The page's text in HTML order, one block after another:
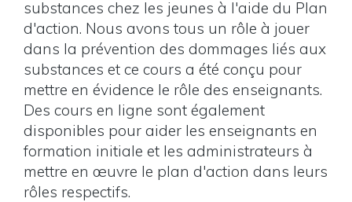
substances chez les jeunes à l'aide du Plan
d'action. Nous avons tous un rôle à jouer
dans la prévention des dommages liés aux
substances et ce cours a été conçu pour
mettre en évidence le rôle des enseignants.
Des cours en ligne sont également
disponibles pour aider les enseignants en
formation initiale et les administrateurs à
mettre en œuvre le plan d'action dans leurs
rôles respectifs.